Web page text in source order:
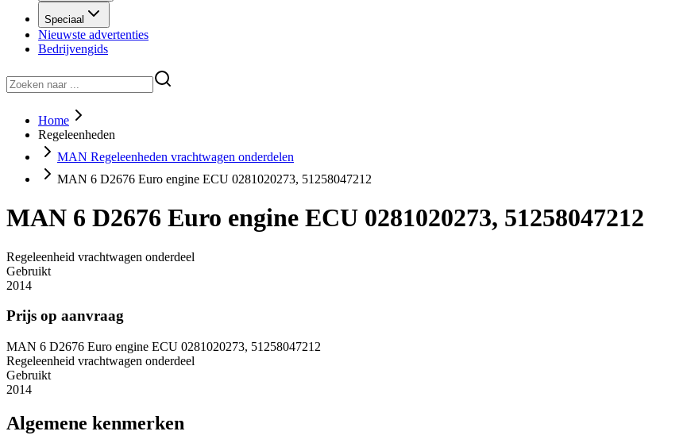
Speciaal
Nieuwste advertenties
Bedrijvengids
Home
Regeleenheden
MAN Regeleenheden vrachtwagen onderdelen
MAN 6 D2676 Euro engine ECU 0281020273, 51258047212
MAN 6 D2676 Euro engine ECU 0281020273, 51258047212
Regeleenheid vrachtwagen onderdeel
Gebruikt
2014
Prijs op aanvraag
MAN 6 D2676 Euro engine ECU 0281020273, 51258047212
Regeleenheid vrachtwagen onderdeel
Gebruikt
2014
Algemene kenmerken